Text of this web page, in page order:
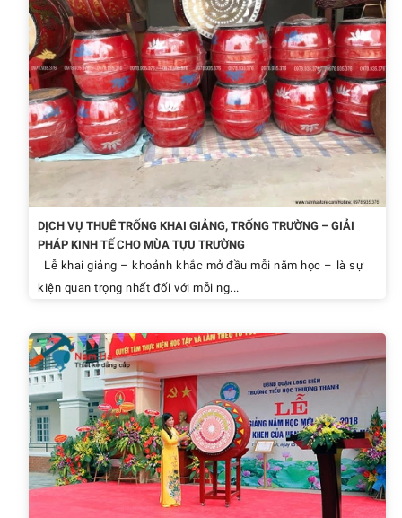
DỊCH VỤ THUÊ TRỐNG KHAI GIẢNG, TRỐNG TRƯỜNG – GIẢI
PHÁP KINH TẾ CHO MÙA TỰU TRƯỜNG
Lễ khai giảng – khoảnh khắc mở đầu mỗi năm học – là sự
kiện quan trọng nhất đối với mỗi ng...